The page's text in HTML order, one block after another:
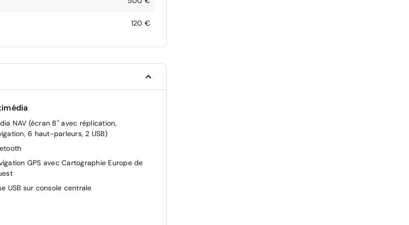
120 €
NAV (écran 8'' avec réplication,
6 haut-parleurs, 2 USB)
GPS avec Cartographie Europe de
USB sur console centrale